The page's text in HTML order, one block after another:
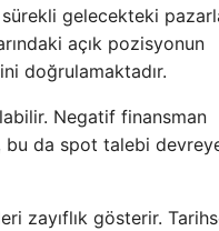
gelecekteki
açık pozisyonun
doğrulamaktadır.
Negatif finansman
bu da spot talebi
zayıflık gösterir.